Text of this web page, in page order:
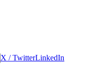
X / TwitterLinkedIn